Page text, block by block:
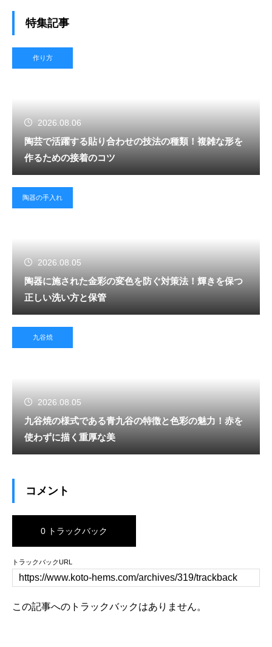
特集記事
作り方
2026.08.06
陶芸で活躍する貼り合わせの技法の種類！複雑な形を
作るための接着のコツ
陶器の手入れ
2026.08.05
陶器に施された金彩の変色を防ぐ対策法！輝きを保つ
正しい洗い方と保管
九谷焼
2026.08.05
九谷焼の様式である青九谷の特徴と色彩の魅力！赤を
使わずに描く重厚な美
コメント
0 トラックバック
トラックバックURL
この記事へのトラックバックはありません。